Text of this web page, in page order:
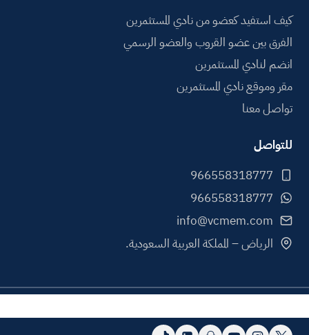
كيف استفيد كعضو من نادي المستثمرين
الفرق بين عضو القروب والعضو الرسمي
انضم لنادي المستثمرين
مقر وموقع نادي المستثمرين
تواصل معنا
للتواصل
info@vcmem.com
الرياض – المملكة العربية السعودية.